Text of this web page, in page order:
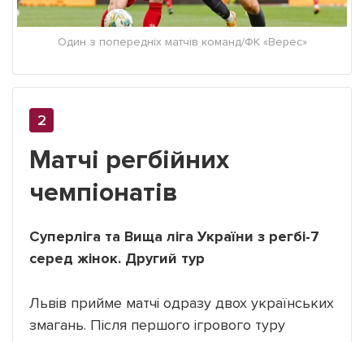
Один з попередніх матчів команд/ФК «Верес»
Матчі регбійних
чемпіонатів
Суперліга та Вища ліга України з регбі-7
серед жінок. Другий тур
Львів прийме матчі одразу двох українських
змагань. Після першого ігрового туру